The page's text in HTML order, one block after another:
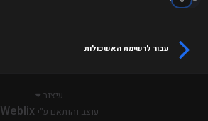
עבור לרשימת האשכולות
עיצוב
עוצב והותאם ע"יWeblix